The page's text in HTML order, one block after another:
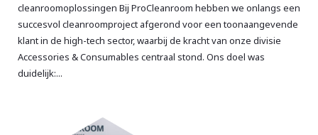
cleanroomoplossingen Bij ProCleanroom hebben we onlangs een
succesvol cleanroomproject afgerond voor een toonaangevende
klant in de high-tech sector, waarbij de kracht van onze divisie
Accessories & Consumables centraal stond. Ons doel was
duidelijk:...